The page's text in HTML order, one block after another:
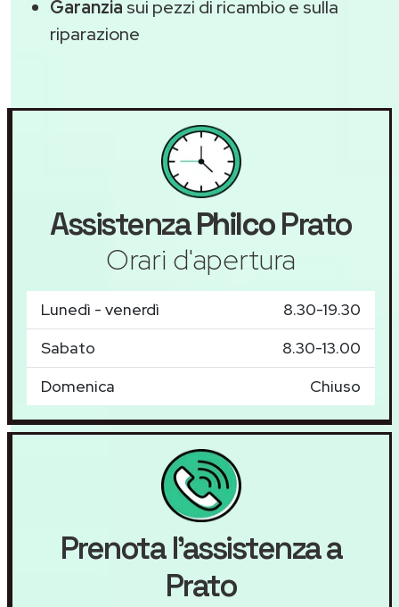
Garanzia sui pezzi di ricambio e sulla
riparazione
AssistenzaPhilcoPrato
Orari d'apertura
Lunedì - venerdì
8.30-19.30
Sabato
8.30-13.00
Domenica
Chiuso
Prenota l'assistenza a
Prato